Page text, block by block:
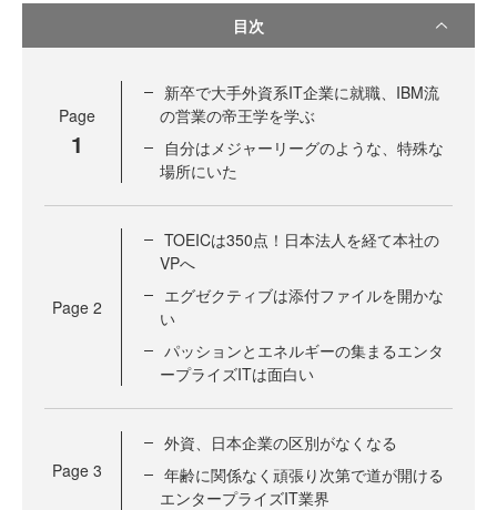
目次
Page
1
新卒で大手外資系IT企業に就職、IBM流
の営業の帝王学を学ぶ
自分はメジャーリーグのような、特殊な
場所にいた
Page 2
TOEICは350点！日本法人を経て本社の
VPへ
エグゼクティブは添付ファイルを開かな
い
パッションとエネルギーの集まるエンタ
ープライズITは面白い
Page 3
外資、日本企業の区別がなくなる
年齢に関係なく頑張り次第で道が開ける
エンタープライズIT業界